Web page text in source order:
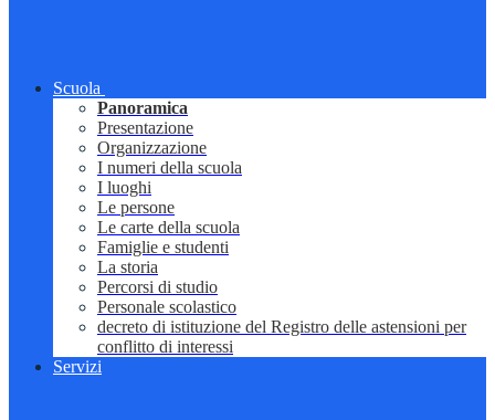
Scuola
Panoramica
Presentazione
Organizzazione
I numeri della scuola
I luoghi
Le persone
Le carte della scuola
Famiglie e studenti
La storia
Percorsi di studio
Personale scolastico
decreto di istituzione del Registro delle astensioni per
conflitto di interessi
Servizi